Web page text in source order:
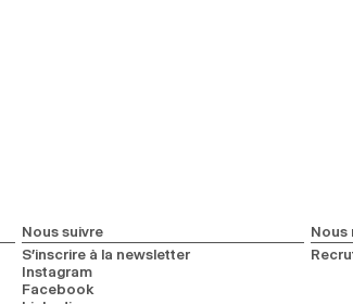
Nous suivre
S’inscrire à la newsletter
Instagram
Facebook
Nous